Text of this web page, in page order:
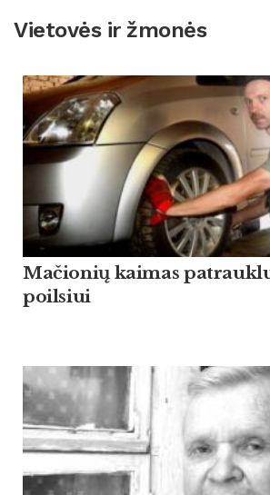
Vietovės ir žmonės
Mačionių kaimas
poilsiui